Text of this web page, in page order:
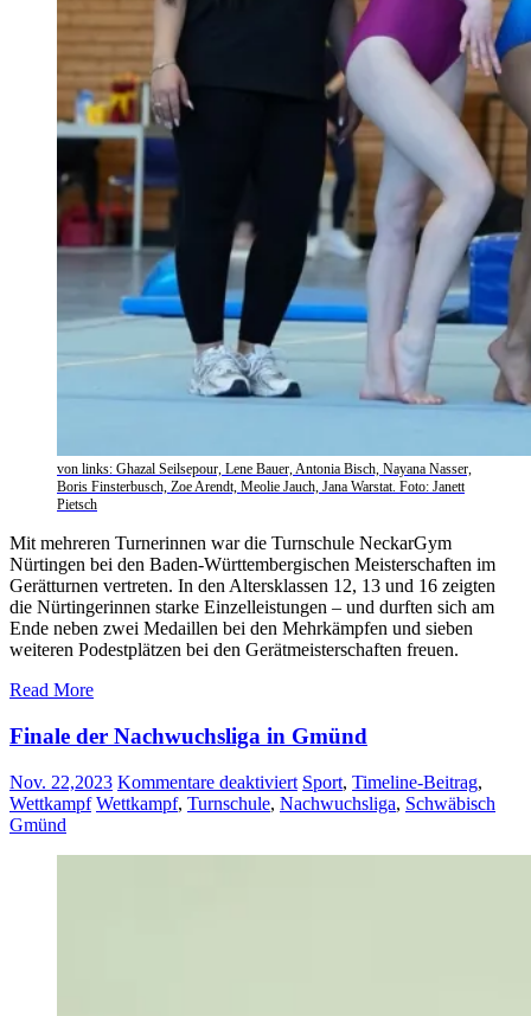
von links: Ghazal Seilsepour, Lene Bauer, Antonia Bisch, Nayana Nasser,
Boris Finsterbusch, Zoe Arendt, Meolie Jauch, Jana Warstat. Foto: Janett
Pietsch
Mit mehreren Turnerinnen war die Turnschule NeckarGym
Nürtingen bei den Baden-Württembergischen Meisterschaften im
Gerätturnen vertreten. In den Altersklassen 12, 13 und 16 zeigten
die Nürtingerinnen starke Einzelleistungen – und durften sich am
Ende neben zwei Medaillen bei den Mehrkämpfen und sieben
weiteren Podestplätzen bei den Gerätmeisterschaften freuen.
Read More
Finale der Nachwuchsliga in Gmünd
Nov. 22,2023 Kommentare deaktiviertfür
Finale
Sport, Timeline-Beitrag,
Wettkampf Wettkampf, Turnschule, Nachwuchsliga, Schwäbisch
Gmünd